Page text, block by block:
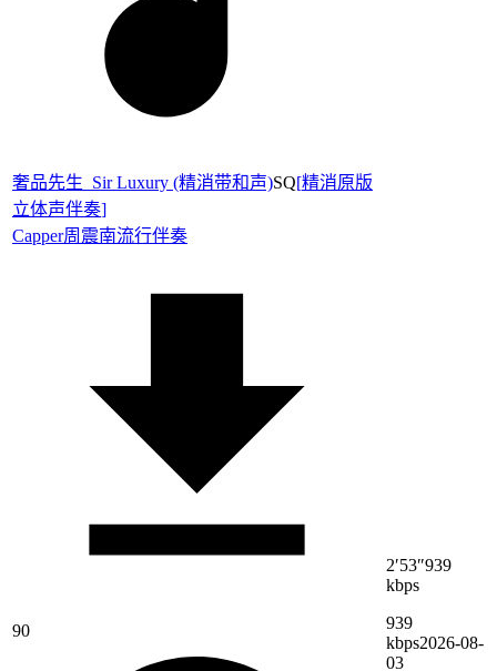
奢品先生_Sir Luxury (精消带和声)SQ[精消原版
立体声伴奏]
Capper周震南流行伴奏
90
2′53″939
kbps
939
kbps2026-08-
03